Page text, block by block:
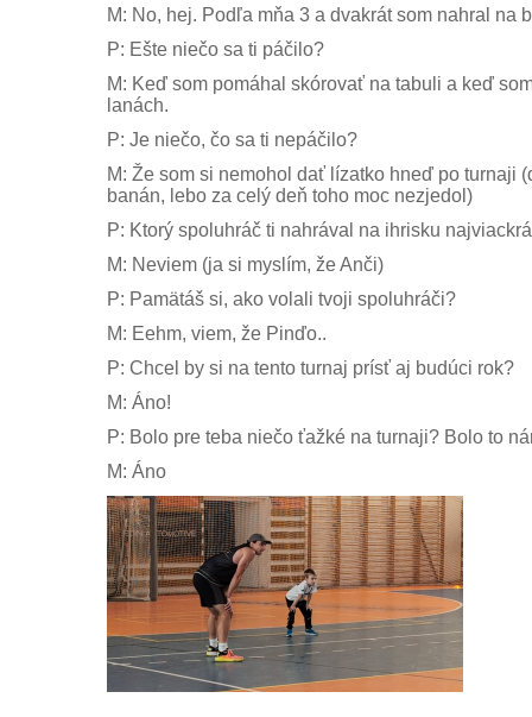
M: No, hej. Podľa mňa 3 a dvakrát som nahral na
P: Ešte niečo sa ti páčilo?
M: Keď som pomáhal skórovať na tabuli a keď
lanách.
P: Je niečo, čo sa ti nepáčilo?
M: Že som si nemohol dať lízatko hneď po turnaji
banán, lebo za celý deň toho moc nezjedol)
P: Ktorý spoluhráč ti nahrával na ihrisku
M: Neviem (ja si myslím, že Anči)
P: Pamätáš si, ako volali tvoji spoluhráči?
M: Eehm, viem, že Pinďo..
P: Chcel by si na tento turnaj prísť aj budúci rok?
M: Áno!
P: Bolo pre teba niečo ťažké na turnaji? Bolo to
M: Áno